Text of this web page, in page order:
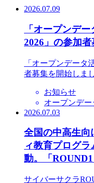
2026.07.09
「オープンデ
2026」の参加者
「オープンデータ
者募集を開始しま
お知らせ
オープンデー
2026.07.03
全国の中高生向
ィ教育プログ
動。「
サイバーサクラ